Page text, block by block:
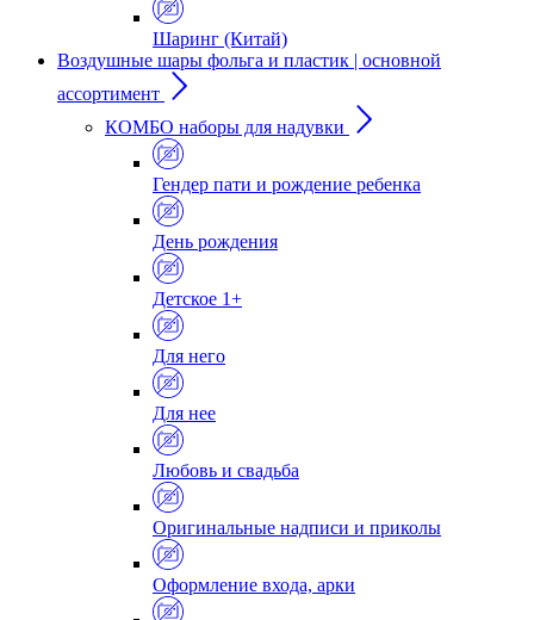
Шаринг (Китай)
Воздушные шары фольга и пластик | основной
ассортимент
КОМБО наборы для надувки
Гендер пати и рождение ребенка
День рождения
Детское 1+
Для него
Для нее
Любовь и свадьба
Оригинальные надписи и приколы
Оформление входа, арки